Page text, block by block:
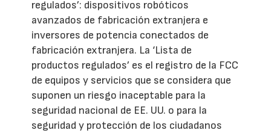
regulados’: dispositivos robóticos
avanzados de fabricación extranjera e
inversores de potencia conectados de
fabricación extranjera. La ‘Lista de
productos regulados’ es el registro de la FCC
de equipos y servicios que se considera que
suponen un riesgo inaceptable para la
seguridad nacional de EE. UU. o para la
seguridad y protección de los ciudadanos